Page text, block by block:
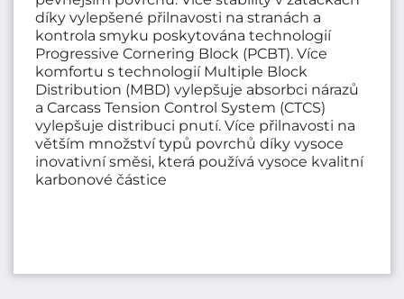
díky vylepšené přilnavosti na stranách a
kontrola smyku poskytována technologií
Progressive Cornering Block (PCBT). Více
komfortu s technologií Multiple Block
Distribution (MBD) vylepšuje absorbci nárazů
a Carcass Tension Control System (CTCS)
vylepšuje distribuci pnutí. Více přilnavosti na
větším množství typů povrchů díky vysoce
inovativní směsi, která používá vysoce kvalitní
karbonové částice